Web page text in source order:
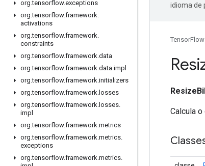
org.tensorflow.exceptions
org.tensorflow.framework.
activations
org.tensorflow.framework.
constraints
org.tensorflow.framework.data
org.tensorflow.framework.data.impl
org.tensorflow.framework.initializers
org.tensorflow.framework. losses
org.tensorflow.framework. losses.
impl
org.tensorflow.framework.metrics
org.tensorflow.framework.metrics.
exceptions
org.tensorflow.framework.metrics.
idioma de
TensorFlow
Calcula